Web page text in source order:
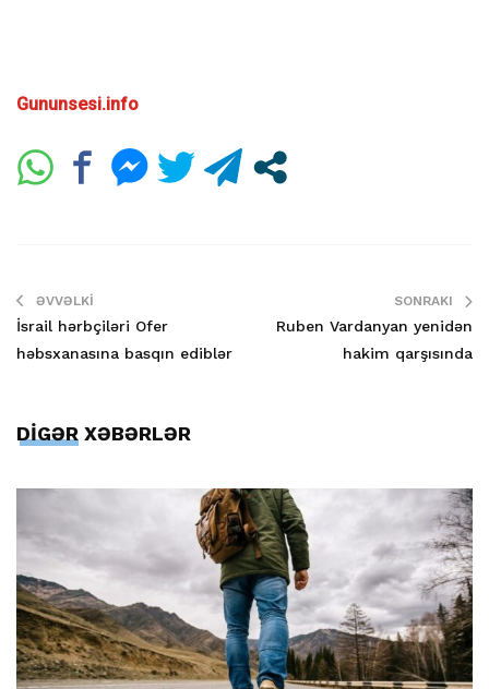
Gununsesi.info
ƏVVƏLKI
İsrail hərbçiləri Ofer
həbsxanasına basqın ediblər
SONRAKI
Ruben Vardanyan yenidən
hakim qarşısında
DİGƏR XƏBƏRLƏR